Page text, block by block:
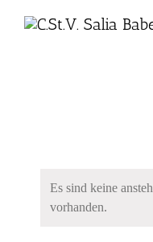
Inhalt
Es sind keine
vorhanden.